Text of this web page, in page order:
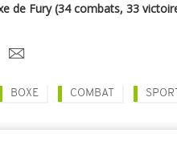
de Fury (34 combats, 33
BOXE COMBAT